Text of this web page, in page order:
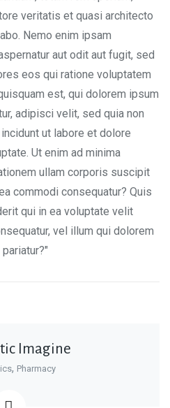
veritatis et quasi architecto
Nemo enim ipsam
aut odit aut fugit, sed
eos qui ratione voluptatem
est, qui dolorem ipsum
adipisci velit, sed quia non
ut labore et dolore
Ut enim ad minima
ullam corporis suscipit
commodi consequatur? Quis
qui in ea voluptate velit
vel illum qui dolorem
Imagine
, Pharmacy